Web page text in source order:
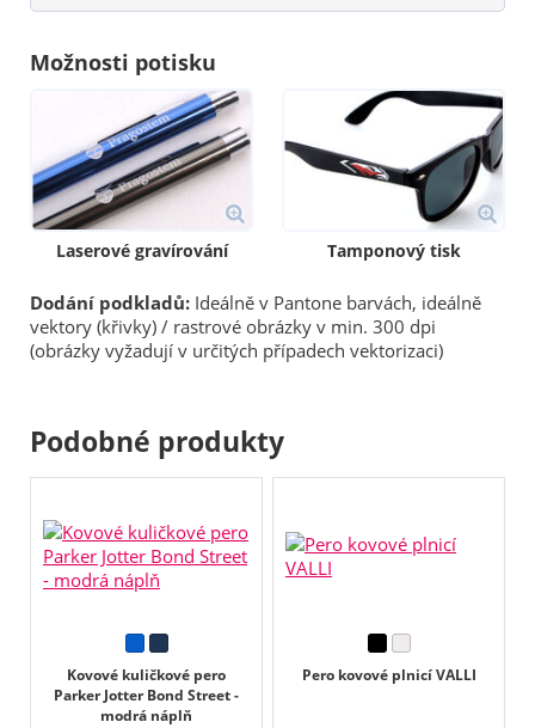
Možnosti potisku
Laserové gravírování Tamponový tisk
Dodání podkladů: Ideálně v Pantone barvách, ideálně
vektory (křivky) / rastrové obrázky v min. 300 dpi
(obrázky vyžadují v určitých případech vektorizaci)
Podobné produkty
Kovové kuličkové pero
Parker Jotter Bond Street -
modrá náplň
Pero kovové plnicí VALLI